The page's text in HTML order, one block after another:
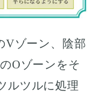
Vゾーン、陰部
Oゾーンをそ
ルツルに処理